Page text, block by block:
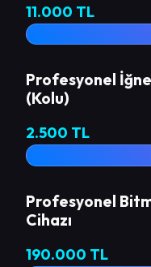
11.000 TL
Profesyonel
(Kolu)
2.500 TL
Profesyonel
Cihazı
190.000 TL